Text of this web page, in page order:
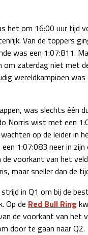
het om 16:00 uur tijd
Van de toppers
was een 1:07:811.
zaterdag niet met
wereldkampioen
was slechts één
Norris wist met een
op de leider in
1:07:083 neer in
voorkant van het
maar sneller dan de
in Q1 om bij de
Op de Red Bull Ring
de voorkant van het
door te gaan naar Q2.